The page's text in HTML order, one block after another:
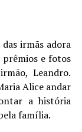
irmãs adora
e fotos
Leandro.
Alice andar
a história
família.